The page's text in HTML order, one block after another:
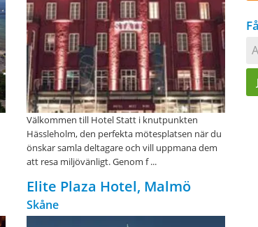
Välkommen till Hotel Statt i knutpunkten
Hässleholm, den perfekta mötesplatsen när du
önskar samla deltagare och vill uppmana dem
att resa miljövänligt. Genom f ...
Elite Plaza Hotel, Malmö
Skåne